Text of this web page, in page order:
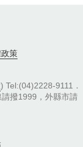
策
) Tel:(04)2228-9111．
撥1999，外縣市請